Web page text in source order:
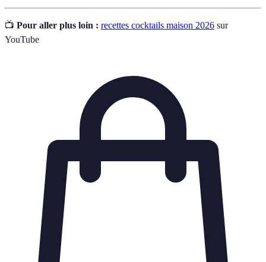
📺 Pour aller plus loin : recettes cocktails maison 2026 sur
YouTube